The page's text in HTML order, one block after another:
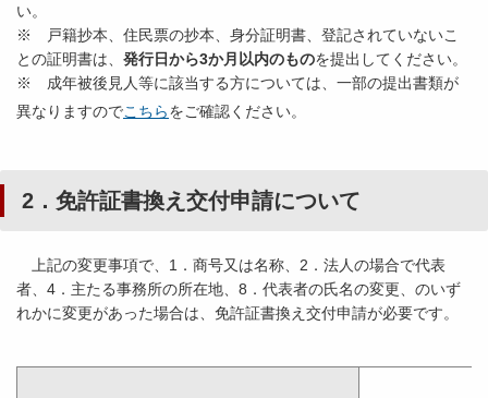
い。
※ 戸籍抄本、住民票の抄本、身分証明書、登記されていないこ
との証明書は、 発行日から3か月以内のものを提出してください。
※ 成年被後見人等に該当する方については、一部の提出書類が
異なりますのでこちらをご確認ください。
2．免許証書換え交付申請について
上記の変更事項で、1．商号又は名称、2．法人の場合で代表
者、4．主たる事務所の所在地、8．代表者の氏名の変更、のいず
れかに変更があった場合は、免許証書換え交付申請が必要です。